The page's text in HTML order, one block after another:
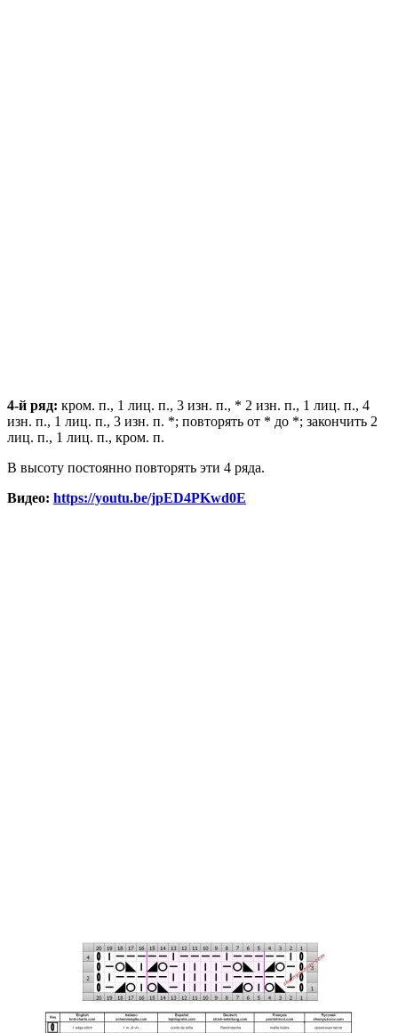
4-й ряд: кром. п., 1 лиц. п., 3 изн. п., * 2 изн. п., 1 лиц. п., 4
изн. п., 1 лиц. п., 3 изн. п. *; повторять от * до *; закончить 2
лиц. п., 1 лиц. п., кром. п.
В высоту постоянно повторять эти 4 ряда.
Видео: https://youtu.be/jpED4PKwd0E